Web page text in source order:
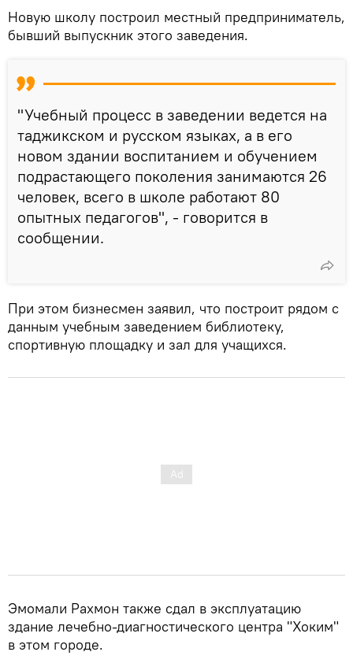
Новую школу построил местный предприниматель,
бывший выпускник этого заведения.
"Учебный процесс в заведении ведется на
таджикском и русском языках, а в его
новом здании воспитанием и обучением
подрастающего поколения занимаются 26
человек, всего в школе работают 80
опытных педагогов", - говорится в
сообщении.
При этом бизнесмен заявил, что построит рядом с
данным учебным заведением библиотеку,
спортивную площадку и зал для учащихся.
Эмомали Рахмон также сдал в эксплуатацию
здание лечебно-диагностического центра "Хоким"
в этом городе.